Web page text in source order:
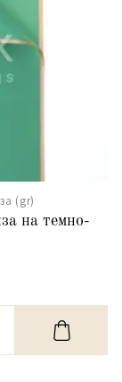
(gr)
на темно-